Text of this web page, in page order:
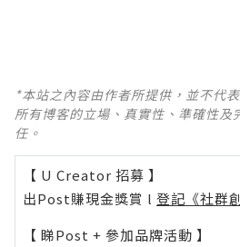
*本站之內容由作者所提供，並不代
所有博客的立場、真實性、準確性及
任。
【 U Creator 招募 】
出Post賺現金獎賞 l 登記《社群
【 睇Post + 參加品牌活動 】